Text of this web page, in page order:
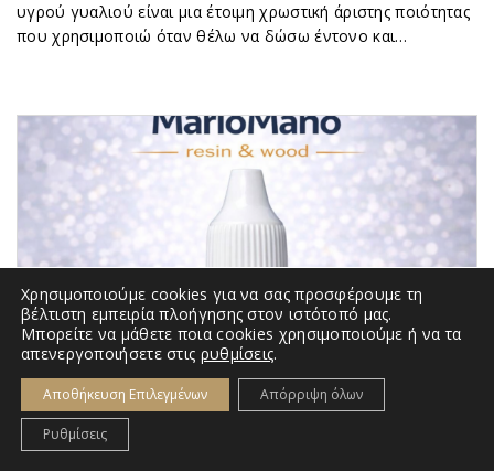
υγρού γυαλιού είναι μια έτοιμη χρωστική άριστης ποιότητας
που χρησιμοποιώ όταν θέλω να δώσω έντονο και…
Χρησιμοποιούμε cookies για να σας προσφέρουμε τη
βέλτιστη εμπειρία πλοήγησης στον ιστότοπό μας.
Μπορείτε να μάθετε ποια cookies χρησιμοποιούμε ή να τα
απενεργοποιήσετε στις ρυθμίσεις.
Αποθήκευση Επιλεγμένων Απόρριψη όλων
Ρυθμίσεις